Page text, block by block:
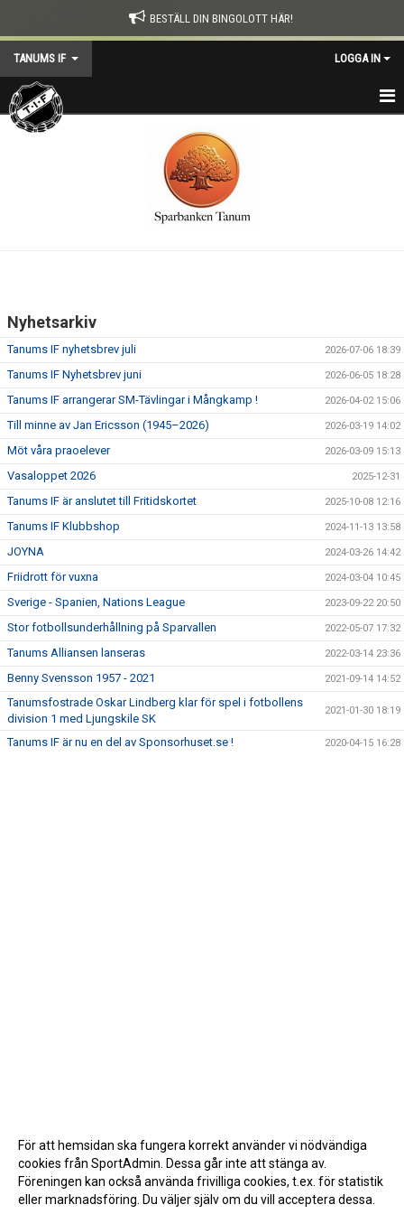
BESTÄLL DIN BINGOLOTT HÄR!
TANUMS IF LOGGA IN
HEM
OM TANUMS IF
SOCIALFOND
SPONSRING
ÅRETS EVENEMANG
TIF-MALLEN
LEDARE I TIF
ANTIDOPING
Nyhetsarkiv
Tanums IF nyhetsbrev juli 2026-07-06 18:39
Tanums IF Nyhetsbrev juni 2026-06-05 18:28
Tanums IF arrangerar SM-Tävlingar i Mångkamp ! 2026-04-02 15:06
Till minne av Jan Ericsson (1945–2026) 2026-03-19 14:02
Möt våra praoelever 2026-03-09 15:13
Vasaloppet 2026 2025-12-31
Tanums IF är anslutet till Fritidskortet 2025-10-08 12:16
Tanums IF Klubbshop 2024-11-13 13:58
JOYNA 2024-03-26 14:42
Friidrott för vuxna 2024-03-04 10:45
Sverige - Spanien, Nations League 2023-09-22 20:50
Stor fotbollsunderhållning på Sparvallen 2022-05-07 17:32
Tanums Alliansen lanseras 2022-03-14 23:36
Benny Svensson 1957 - 2021 2021-09-14 14:52
Tanumsfostrade Oskar Lindberg klar för spel i fotbollens
division 1 med Ljungskile SK
2021-01-30 18:19
Tanums IF är nu en del av Sponsorhuset.se ! 2020-04-15 16:28
För att hemsidan ska fungera korrekt använder vi nödvändiga
cookies från SportAdmin. Dessa går inte att stänga av.
Föreningen kan också använda frivilliga cookies, t.ex. för statistik
eller marknadsföring. Du väljer själv om du vill acceptera dessa.